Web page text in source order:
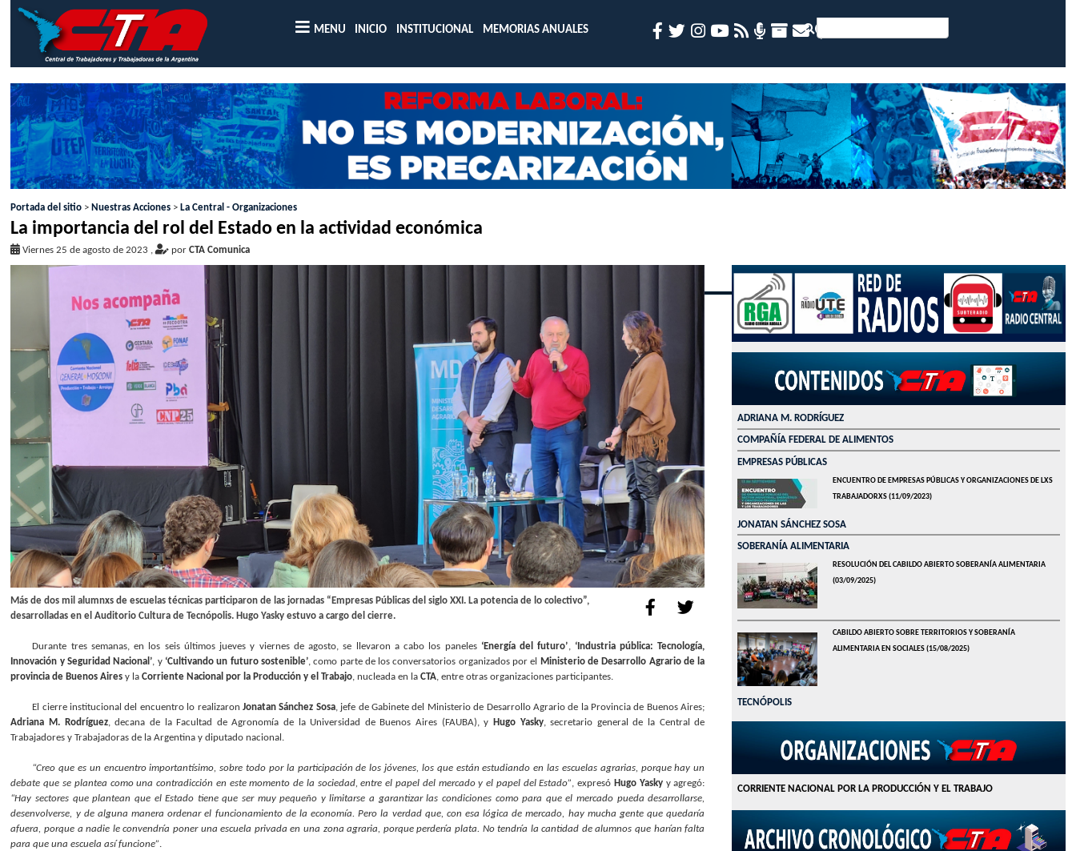
MENU INICIO INSTITUCIONAL MEMORIAS ANUALES
Portada del sitio > Nuestras Acciones > La Central - Organizaciones
La importancia del rol del Estado en la actividad económica
Viernes 25 de agosto de 2023 , porCTA Comunica
Más de dos mil alumnxs de escuelas técnicas participaron de las jornadas “Empresas Públicas del siglo XXI. La potencia de lo colectivo”,
desarrolladas en el Auditorio Cultura de Tecnópolis. Hugo Yasky estuvo a cargo del cierre.
Durante tres semanas, en los seis últimos jueves y viernes de agosto, se llevaron a cabo los paneles ‘Energía del futuro’, ‘Industria pública: Tecnología,
Innovación y Seguridad Nacional’, y ‘Cultivando un futuro sostenible’, como parte de los conversatorios organizados por el
Ministerio de Desarrollo Agrario de la
provincia de Buenos Aires y laCorriente Nacional por la Producción y el Trabajo, nucleada en laCTA, entre otras organizaciones participantes.
El cierre institucional del encuentro lo realizaronJonatan Sánchez Sosa, jefe de Gabinete del Ministerio de Desarrollo Agrario de la Provincia de Buenos Aires;
Adriana M. Rodríguez, decana de la Facultad de Agronomía de la Universidad de Buenos Aires (FAUBA), y Hugo Yasky, secretario general de la Central de
Trabajadores y Trabajadoras de la Argentina y diputado nacional.
“Creo que es un encuentro importantísimo, sobre todo por la participación de los jóvenes, los que están estudiando en las escuelas agrarias, porque hay un
debate que se plantea como una contradicción en este momento de la sociedad, entre el papel del mercado y el papel del Estado”, expresó Hugo Yaskyy agregó:
“Hay sectores que plantean que el Estado tiene que ser muy pequeño y limitarse a garantizar las condiciones como para que el mercado pueda desarrollarse,
desenvolverse, y de alguna manera ordenar el funcionamiento de la economía. Pero la verdad que, con esa lógica de mercado, hay mucha gente que quedaría
afuera, porque a nadie le convendría poner una escuela privada en una zona agraria, porque perdería plata. No tendría la cantidad de alumnos que harían falta
para que una escuela así funcione”.
ADRIANA M. RODRÍGUEZ
COMPAÑÍA FEDERAL DE ALIMENTOS
EMPRESAS PÚBLICAS
ENCUENTRO DE EMPRESAS PÚBLICAS Y ORGANIZACIONES DE LXS
TRABAJADORXS(11/09/2023)
JONATAN SÁNCHEZ SOSA
SOBERANÍA ALIMENTARIA
RESOLUCIÓN DEL CABILDO ABIERTO SOBERANÍA ALIMENTARIA
(03/09/2025)
CABILDO ABIERTO SOBRE TERRITORIOS Y SOBERANÍA
ALIMENTARIA EN SOCIALES(15/08/2025)
TECNÓPOLIS
CORRIENTE NACIONAL POR LA PRODUCCIÓN Y EL TRABAJO